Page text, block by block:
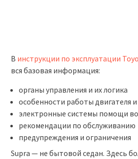
В инструкции по эксплуатации
вся базовая информация:
органы управления и их логика
особенности работы двигателя
электронные системы помощи
рекомендации по обслуживанию
предупреждения и ограничения
Supra — не бытовой седан. Здесь